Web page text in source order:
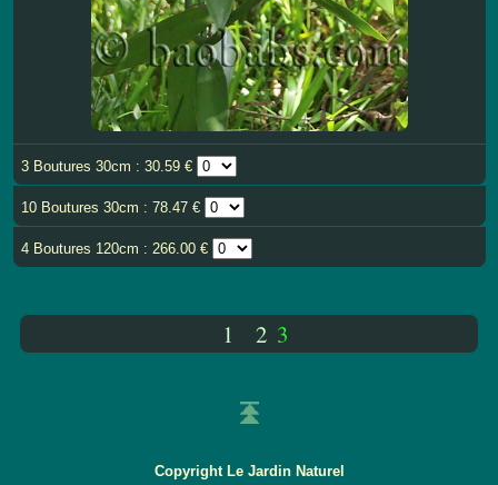
3 Boutures 30cm : 30.59 €
10 Boutures 30cm : 78.47 €
4 Boutures 120cm : 266.00 €
1 2 3
Copyright Le Jardin Naturel